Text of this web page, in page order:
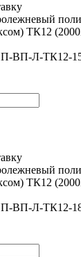
ТК12
ВП-Л-ТК12-
ТК12
ВП-Л-ТК12-